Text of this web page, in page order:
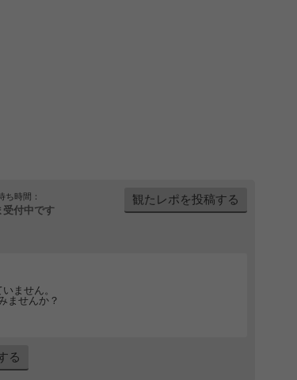
ち時間：
受付中です
観たレポを投稿する
ません。
ませんか？
る